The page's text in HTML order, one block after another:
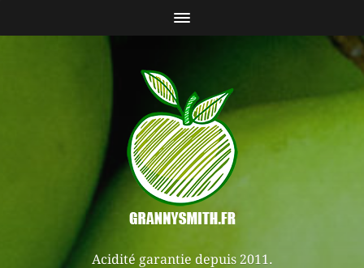
Acidité garantie depuis 2011.